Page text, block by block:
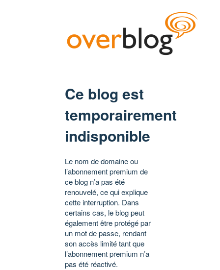
Ce blog est
temporairement
indisponible
Le nom de domaine ou
l’abonnement premium de
ce blog n’a pas été
renouvelé, ce qui explique
cette interruption. Dans
certains cas, le blog peut
également être protégé par
un mot de passe, rendant
son accès limité tant que
l’abonnement premium n’a
pas été réactivé.